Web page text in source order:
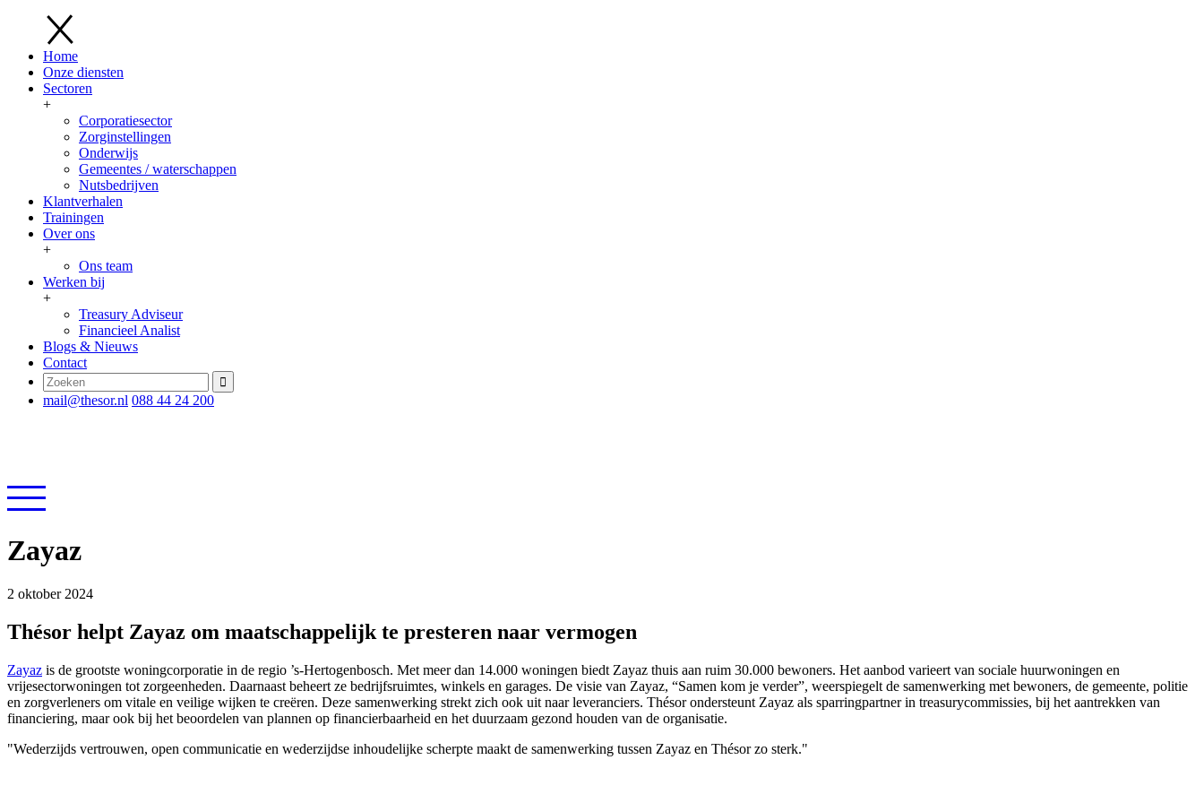
Home
Onze diensten
Sectoren
+
Corporatiesector
Zorginstellingen
Onderwijs
Gemeentes / waterschappen
Nutsbedrijven
Klantverhalen
Trainingen
Over ons
+
Ons team
Werken bij
+
Treasury Adviseur
Financieel Analist
Blogs & Nieuws
Contact
mail@thesor.nl 088 44 24 200
Zayaz
2 oktober 2024
Thésor helpt Zayaz om maatschappelijk te presteren naar vermogen
Zayaz is de grootste woningcorporatie in de regio ’s-Hertogenbosch. Met meer dan 14.000 woningen biedt Zayaz thuis aan ruim 30.000 bewoners. Het aanbod varieert van sociale huurwoningen en
vrijesectorwoningen tot zorgeenheden. Daarnaast beheert ze bedrijfsruimtes, winkels en garages. De visie van Zayaz, “Samen kom je verder”, weerspiegelt de samenwerking met bewoners, de gemeente, politie
en zorgverleners om vitale en veilige wijken te creëren. Deze samenwerking strekt zich ook uit naar leveranciers. Thésor ondersteunt Zayaz als sparringpartner in treasurycommissies, bij het aantrekken van
financiering, maar ook bij het beoordelen van plannen op financierbaarheid en het duurzaam gezond houden van de organisatie.
"Wederzijds vertrouwen, open communicatie en wederzijdse inhoudelijke scherpte maakt de samenwerking tussen Zayaz en Thésor zo sterk."